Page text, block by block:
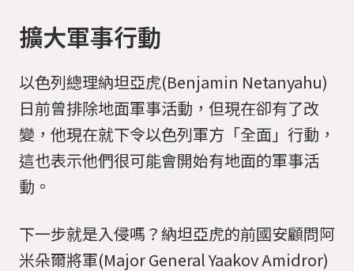
擴大軍事行動
以色列總理納坦亞虎(Benjamin Netanyahu)
日前曾排除地面軍事活動，但現在卻有了改
變，他現在就下令以色列軍方「全面」行動，
這也表示他們很可能會開始有地面的軍事活
動。
下一步就是入侵嗎？納坦亞虎的前國安顧問阿
米朵爾將軍(Major General Yaakov Amidror)